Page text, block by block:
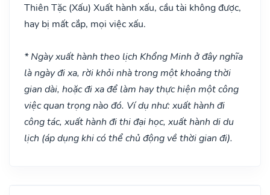
Thiên Tặc (Xấu) Xuất hành xấu, cầu tài không được,
hay bị mất cắp, mọi việc xấu.
* Ngày xuất hành theo lịch Khổng Minh ở đây nghĩa
là ngày đi xa, rời khỏi nhà trong một khoảng thời
gian dài, hoặc đi xa để làm hay thực hiện một công
việc quan trọng nào đó. Ví dụ như: xuất hành đi
công tác, xuất hành đi thi đại học, xuất hành di du
lịch (áp dụng khi có thể chủ động về thời gian đi).